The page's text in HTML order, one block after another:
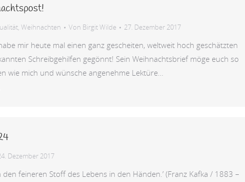
, Weihnachten Von Birgit Wilde 27. Dezember 2017
mir heute mal einen ganz gescheiten, weltweit hoch geschätzten
Schreibgehilfen gegönnt! Sein Weihnachtsbrief möge euch so
wie mich und wünsche angenehme Lektüre…
Dezember 2017
feineren Stoff des Lebens in den Händen.’ (Franz Kafka / 1883 –